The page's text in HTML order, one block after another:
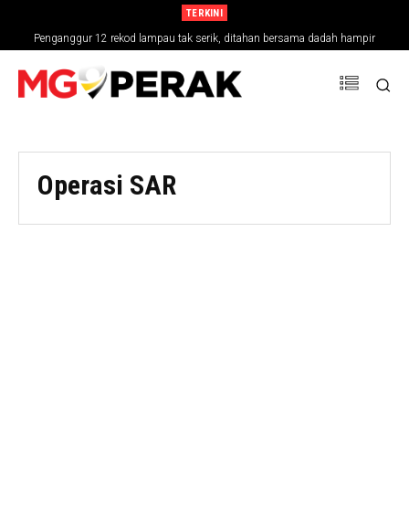
TERKINI
Penganggur 12 rekod lampau tak serik, ditahan bersama dadah hampir
RM30,000
Agong titah siasat Laporan RCI Tabung Haji ‘sehingga ke lubang cacing’
Operasi SAR